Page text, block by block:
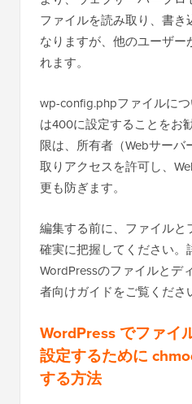
ファイルを読み取り、書
なりますが、他のユーザー
れます。
wp-config.phpファイルに
は400に設定することをお
限は、所有者（Webサー
取りアクセスを許可し、
更も防ぎます。
編集する前に、ファイルと
確実に把握してください。
WordPressのファイルとデ
者向けガイドをご覧くださ
WordPress でファイ
設定するために
する方法